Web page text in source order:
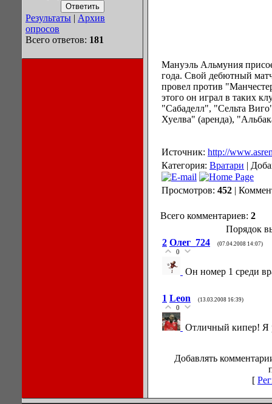
Результаты | Архив
опросов
Всего ответов: 181
Мануэль Альмуния
года. Свой дебютный
провел против
этого он играл в таких
"Сабаделл", "Сельта
Хуелва" (аренда),
Источник: http://
Категория: Вратари |
Просмотров: 452 |
Всего комментариев: 2
Порядок
2 Олег_724 (07.04.2008 14:07)
0
Он номер 1 среди
1 Leon (13.03.2008 16:39)
0
Отличный кипер! Я
Добавлять
[